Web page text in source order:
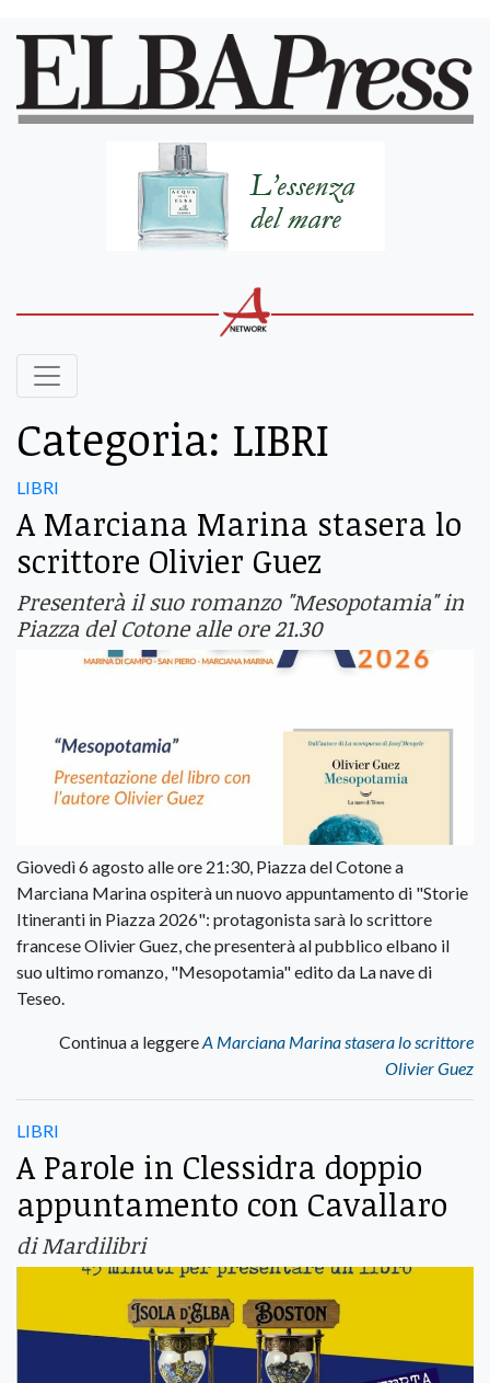
Categoria: LIBRI
LIBRI
A Marciana Marina stasera lo
scrittore Olivier Guez
Presenterà il suo romanzo "Mesopotamia" in
Piazza del Cotone alle ore 21.30
Giovedì 6 agosto alle ore 21:30, Piazza del Cotone a
Marciana Marina ospiterà un nuovo appuntamento di "Storie
Itineranti in Piazza 2026": protagonista sarà lo scrittore
francese Olivier Guez, che presenterà al pubblico elbano il
suo ultimo romanzo, "Mesopotamia" edito da La nave di
Teseo.
Continua a leggereA Marciana Marina stasera lo scrittore
Olivier Guez
LIBRI
A Parole in Clessidra doppio
appuntamento con Cavallaro
di Mardilibri